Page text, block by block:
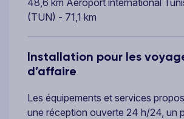
(TUN) - 71,1 km
Installation pour les
d’affaire
Les équipements et services
une réception ouverte 24 h/24, un